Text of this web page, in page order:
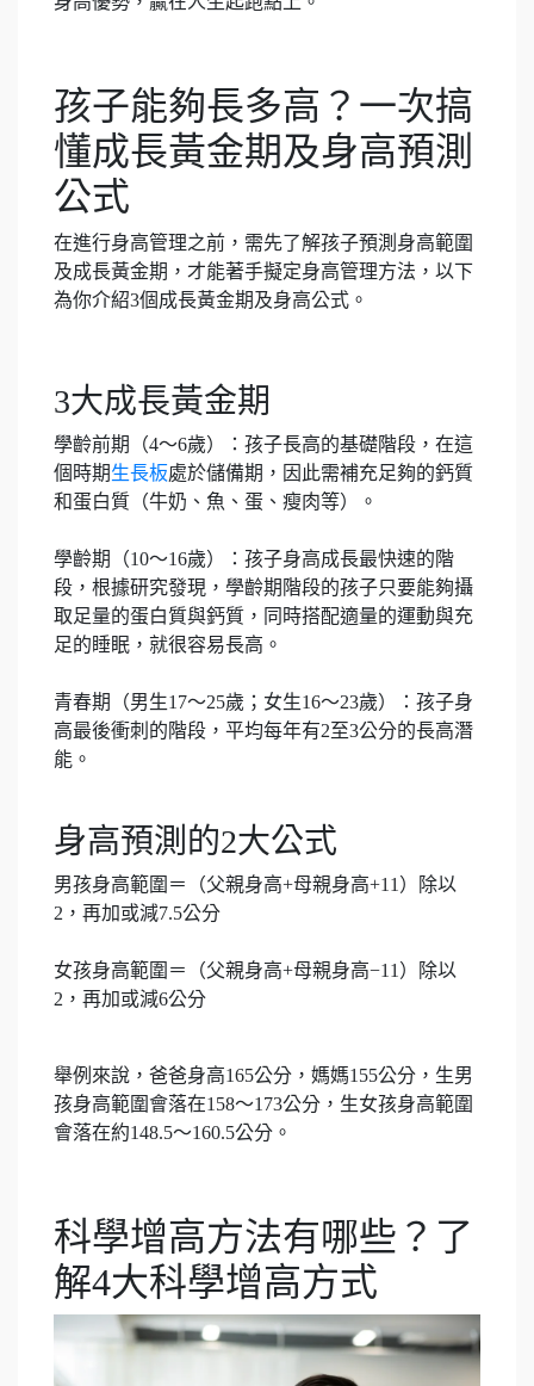
孩子能夠長多高？一次搞
懂成長黃金期及身高預測
公式
在進行身高管理之前，需先了解孩子預測身高範圍
及成長黃金期，才能著手擬定身高管理方法，以下
為你介紹3個成長黃金期及身高公式。
3大成長黃金期
學齡前期（4～6歲）：孩子長高的基礎階段，在這
個時期生長板處於儲備期，因此需補充足夠的鈣質
和蛋白質（牛奶、魚、蛋、瘦肉等）。
學齡期（10～16歲）：孩子身高成長最快速的階
段，根據研究發現，學齡期階段的孩子只要能夠攝
取足量的蛋白質與鈣質，同時搭配適量的運動與充
足的睡眠，就很容易長高。
青春期（男生17～25歲；女生16～23歲）：孩子身
高最後衝刺的階段，平均每年有2至3公分的長高潛
能。
身高預測的2大公式
男孩身高範圍＝（父親身高+母親身高+11）除以
2，再加或減7.5公分
女孩身高範圍＝（父親身高+母親身高−11）除以
2，再加或減6公分
舉例來說，爸爸身高165公分，媽媽155公分，生男
孩身高範圍會落在158～173公分，生女孩身高範圍
會落在約148.5～160.5公分。
科學增高方法有哪些？了
解4大科學增高方式